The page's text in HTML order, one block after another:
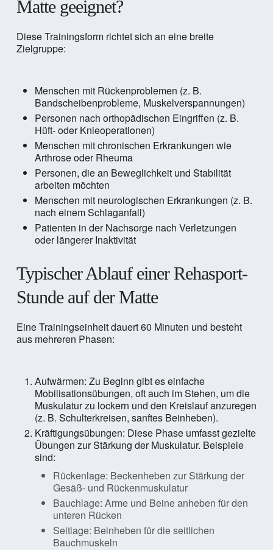
Matte geeignet?
Diese Trainingsform richtet sich an eine breite
Zielgruppe:
Menschen mit Rückenproblemen (z. B.
Bandscheibenprobleme, Muskelverspannungen)
Personen nach orthopädischen Eingriffen (z. B.
Hüft- oder Knieoperationen)
Menschen mit chronischen Erkrankungen wie
Arthrose oder Rheuma
Personen, die an Beweglichkeit und Stabilität
arbeiten möchten
Menschen mit neurologischen Erkrankungen (z. B.
nach einem Schlaganfall)
Patienten in der Nachsorge nach Verletzungen
oder längerer Inaktivität
Typischer Ablauf einer Rehasport-
Stunde auf der Matte
Eine Trainingseinheit dauert 60 Minuten und besteht
aus mehreren Phasen:
Aufwärmen: Zu Beginn gibt es einfache
Mobilisationsübungen, oft auch im Stehen, um die
Muskulatur zu lockern und den Kreislauf anzuregen
(z. B. Schulterkreisen, sanftes Beinheben).
Kräftigungsübungen: Diese Phase umfasst gezielte
Übungen zur Stärkung der Muskulatur. Beispiele
sind:
Rückenlage: Beckenheben zur Stärkung der
Gesäß- und Rückenmuskulatur
Bauchlage: Arme und Beine anheben für den
unteren Rücken
Seitlage: Beinheben für die seitlichen
Bauchmuskeln